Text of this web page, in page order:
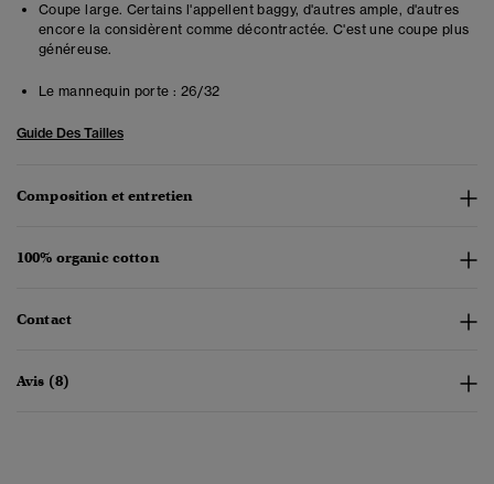
Coupe large. Certains l'appellent baggy, d'autres ample, d'autres
encore la considèrent comme décontractée. C'est une coupe plus
généreuse.
Le mannequin porte : 26/32
Guide Des Tailles
Composition et entretien
100% organic cotton
Contact
Avis (8)